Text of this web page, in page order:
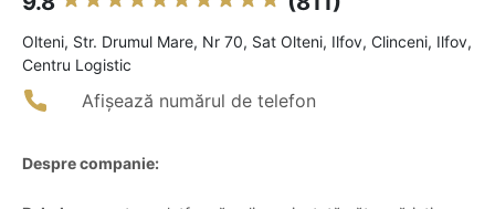
Olteni, Str. Drumul Mare, Nr 70, Sat Olteni, Ilfov, Clinceni, Ilfov,
Centru Logistic
Afișează numărul de telefon
Despre companie: